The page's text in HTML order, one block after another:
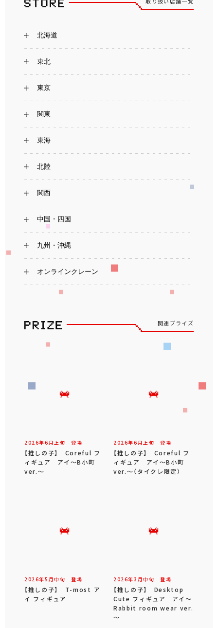
北海道
東北
東京
関東
東海
北陸
関西
中国・四国
九州・沖縄
オンラインクレーン
関連プライズ
2026年6 月 上旬 登場
【推しの子】 Coreful フ
ィギュア アイ～B小町
ver.～
2026年6 月 上旬 登場
【推しの子】 Coreful フ
ィギュア アイ～B小町
ver.～（タイクレ限定）
2026年5 月中旬 登場
【推しの子】 T-most ア
イ フィギュア
2026年3 月中旬 登場
【推しの子】 Desktop
Cute フィギュア アイ～
Rabbit room wear ver.
～